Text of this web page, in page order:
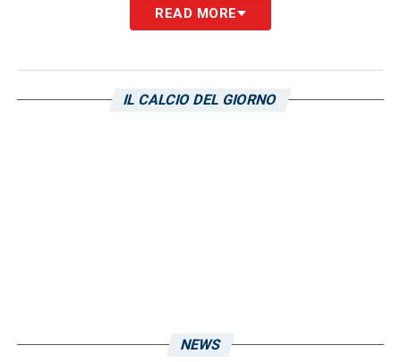
SUL CALCIOMERCATO:«Il nostro obiettivo
voglia di ribaltare questa situazione e si è
READ MORE
IL CALCIO DEL GIORNO
NEWS